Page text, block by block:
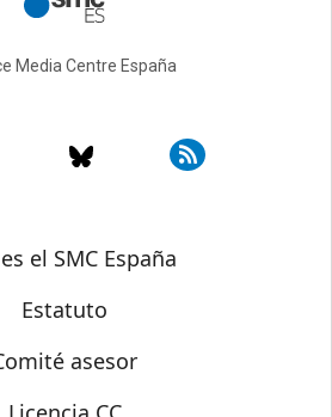
Media Centre España
el SMC España
Estatuto
asesor